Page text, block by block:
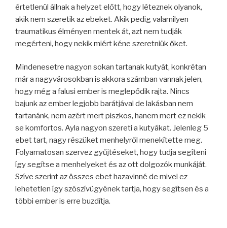
értetlenül állnak a helyzet előtt, hogy léteznek olyanok,
akik nem szeretik az ebeket. Akik pedig valamilyen
traumatikus élményen mentek át, azt nem tudják
megérteni, hogy nekik miért kéne szeretniük őket.
Mindenesetre nagyon sokan tartanak kutyát, konkrétan
már a nagyvárosokban is akkora számban vannak jelen,
hogy még a falusi ember is meglepődik rajta. Nincs
bajunk az ember legjobb barátjával de lakásban nem
tartanánk, nem azért mert piszkos, hanem mert ez nekik
se komfortos. Ayla nagyon szereti a kutyákat. Jelenleg 5
ebet tart, nagy részüket menhelyről menekítette meg.
Folyamatosan szervez gyűjtéseket, hogy tudja segíteni
így segítse a menhelyeket és az ott dolgozók munkáját.
Szíve szerint az összes ebet hazavinné de mivel ez
lehetetlen így szószívügyének tartja, hogy segítsen és a
többi ember is erre buzdítja.